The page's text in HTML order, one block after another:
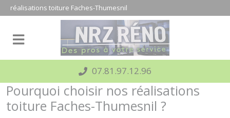
réalisations toiture Faches-Thumesnil
07.81.97.12.96
Pourquoi choisir nos réalisations
toiture Faches-Thumesnil ?
Panneau de gestion des cookies